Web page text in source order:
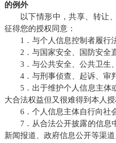
的例外
以下情形中，共享、转让
征得您的授权同意：
1．与个人信息控制者履行
2．与国家安全、国防安全
3．与公共安全、公共卫生
4．与刑事侦查、起诉、审
5．出于维护个人信息主体
大合法权益但又很难得到本人授
6．个人信息主体自行向社
7．从合法公开披露的信息
新闻报道、政府信息公开等渠道